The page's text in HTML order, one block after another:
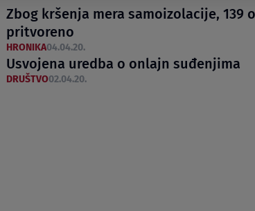
Zbog kršenja mera samoizolacije, 139
pritvoreno
HRONIKA04.04.20.
Usvojena uredba o onlajn suđenjima
DRUŠTVO02.04.20.